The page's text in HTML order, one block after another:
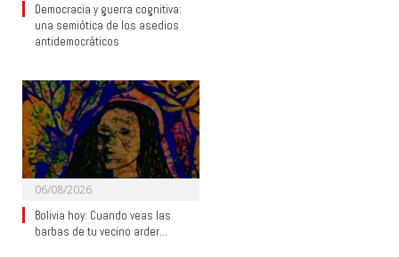
Democracia y guerra cognitiva:
una semiótica de los asedios
antidemocráticos
06/08/2026
Bolivia hoy: Cuando veas las
barbas de tu vecino arder…